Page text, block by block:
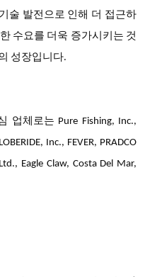
술 발전으로 인해 더 접근하
수요를 더욱 증가시키는 것
성장입니다.
업체 로는 Pure Fishing, Inc.,
Inc., FEVER, PRADCO
Eagle Claw, Costa Del Mar,